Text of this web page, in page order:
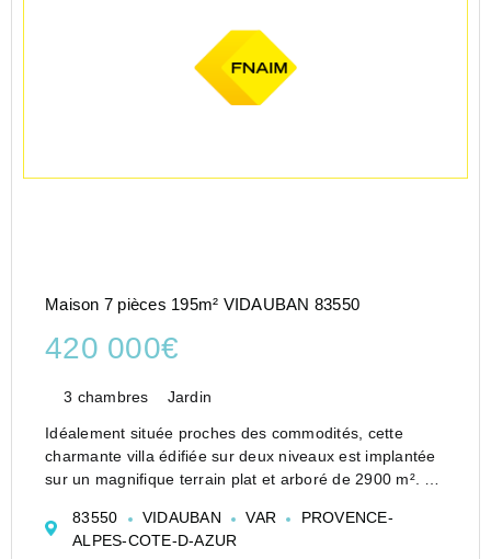
Maison 7 pièces 195m² VIDAUBAN 83550
420 000€
3 chambres Jardin
Idéalement située proches des commodités, cette
charmante villa édifiée sur deux niveaux est implantée
sur un magnifique terrain plat et arboré de 2900 m². En
deux chambres, une salle d’eau, WC, un bureau, ...
83550 VIDAUBAN VAR
PROVENCE-
ALPES-COTE-D-AZUR